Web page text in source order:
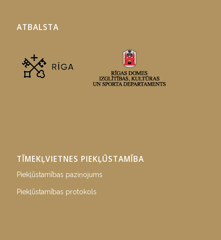
ATBALSTA
TĪMEKĻVIETNES PIEKĻŪSTAMĪBA
Piekļūstamības paziņojums
Piekļūstamības protokols